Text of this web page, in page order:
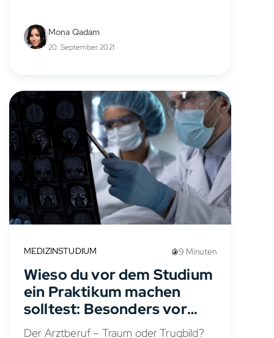
sich, ob der Studienort ihre
Karrierechancen beeinflusst. Namen
wie Heidelberg, Charité Berlin, LMU
Mona Qadam
20. September 2021
MEDIZINSTUDIUM 9 Minuten
Wieso du vor dem Studium
ein Praktikum machen
solltest: Besonders vor
dem Medizinstudium
Der Arztberuf – Traum oder Trugbild?